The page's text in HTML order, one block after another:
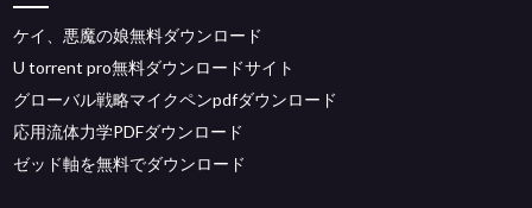
ケイ、悪魔の娘無料ダウンロード
U torrent pro無料ダウンロードサイト
グローバル戦略マイクペンpdfダウンロード
応用流体力学PDFダウンロード
ゼッド軸を無料でダウンロード